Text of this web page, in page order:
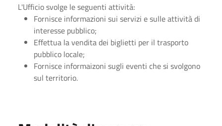
L'Ufficio svolge le seguenti attività:
Fornisce informazioni sui servizi e sulle attività di
interesse pubblico;
Effettua la vendita dei biglietti per il trasporto
pubblico locale;
Fornisce informaizoni sugli eventi che si svolgono
sul territorio.